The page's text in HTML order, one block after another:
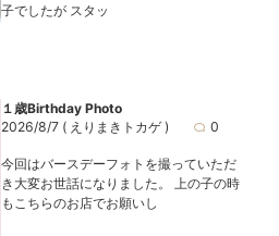
子でしたが スタッ
１歳Birthday Photo
2026/8/7 ( えりまきトカゲ ) 0
今回はバースデーフォトを撮っていただ
き大変お世話になりました。 上の子の時
もこちらのお店でお願いし